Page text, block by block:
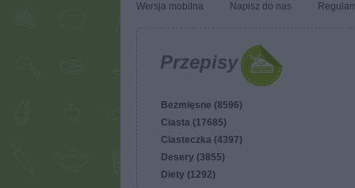
Wersja mobilna Napisz do nas
Przepisy
Bezmięsne (8596)
Ciasta (17685)
Ciasteczka (4397)
Desery (3855)
Diety (1292)